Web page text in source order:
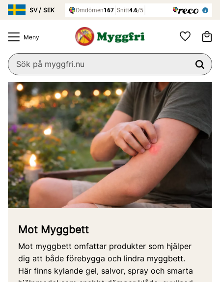
Favoriter
Mot Myggbett
Mot myggbett omfattar produkter som hjälper
dig att både förebygga och lindra myggbett.
Här finns kylande gel, salvor, spray och smarta